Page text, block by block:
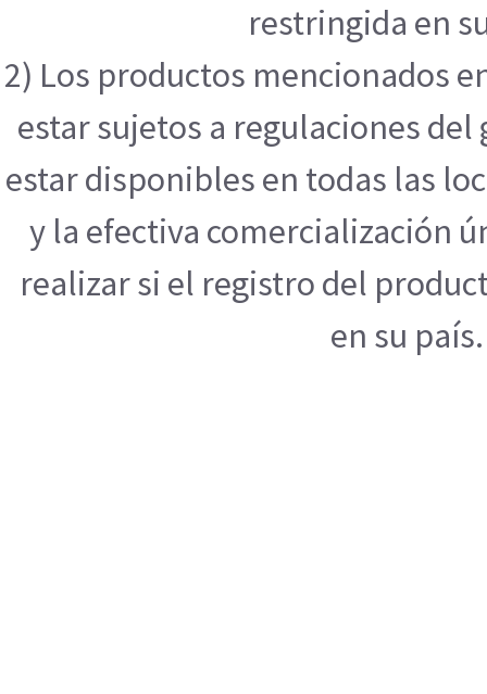
restringida en
2) Los productos mencionados
estar sujetos a regulaciones
estar disponibles en todas las
y la efectiva comercialización
realizar si el registro del
en su país.